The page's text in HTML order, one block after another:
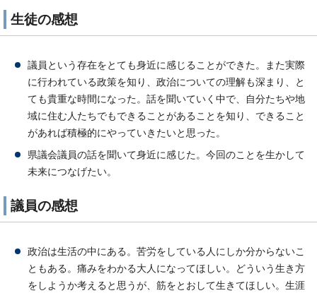
生徒の感想
議員という存在をとても身近に感じることができた。また実際
に行われている政策を知り、政治についての理解も深まり、と
ても貴重な時間になった。話を聞いていく中で、自分たちや地
域に住む人たちでもできることがあることを知り、できること
があれば積極的にやっていきたいと思った。
県議会議員の話を聞いて身近に感じた。今回のことを生かして
未来につなげたい。
議員の感想
政治は生活の中にある。苦労をしている人にしか分からないこ
ともある。痛みをわかる大人になってほしい。どういう生き方
をしようか考えると思うが、筋をとおして生きてほしい。生涯